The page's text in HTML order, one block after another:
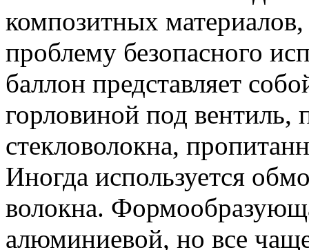
композитных
проблему безопасного
баллон представляет
горловиной под
стекловолокна,
Иногда используется
волокна.
алюминиевой, но все чаще